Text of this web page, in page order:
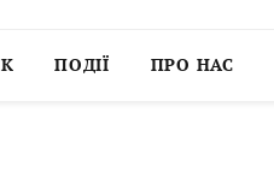
ПОДІЇ ПРО НАС